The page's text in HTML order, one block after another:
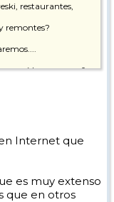
restaurantes,
remontes?
hace unos años
nuestras
Internet que
es muy extenso
que en otros